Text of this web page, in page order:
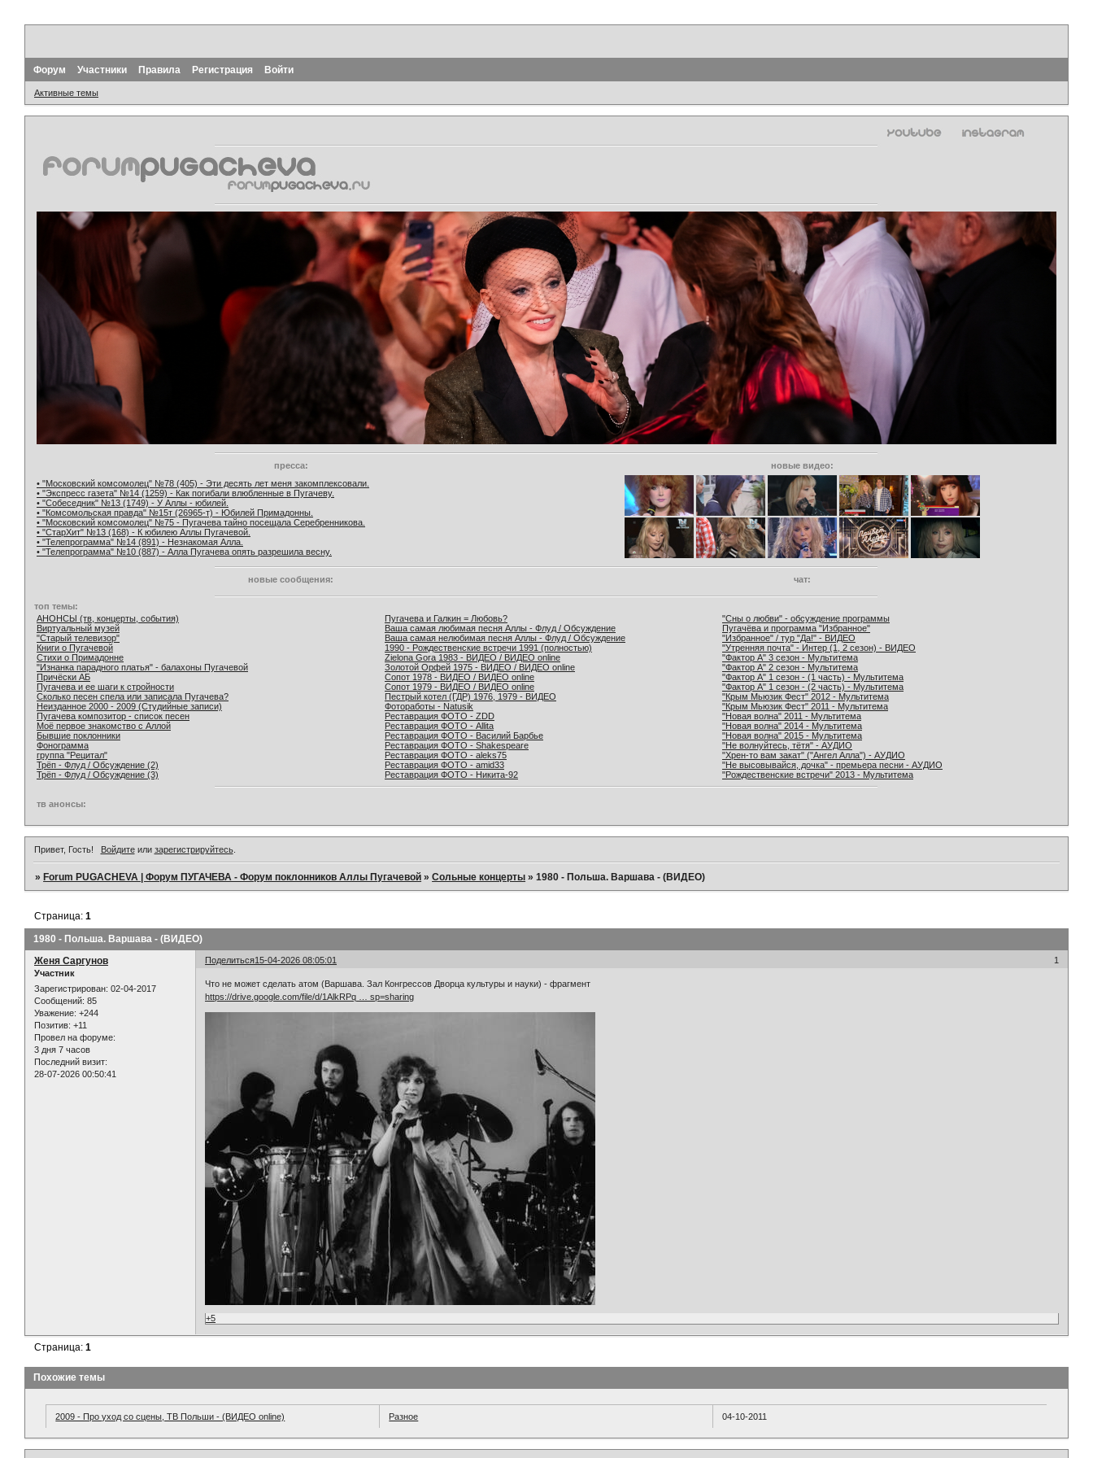
Форум Участники Правила Регистрация Войти
Активные темы
пресса:
новые видео:
• "Московский комсомолец" №78 (405) - Эти десять лет меня закомплексовали.
• "Экспресс газета" №14 (1259) - Как погибали влюбленные в Пугачеву.
• "Собеседник" №13 (1749) - У Аллы - юбилей.
• "Комсомольская правда" №15т (26965-т) - Юбилей Примадонны.
• "Московский комсомолец" №75 - Пугачева тайно посещала Серебренникова.
• "СтарХит" №13 (168) - К юбилею Аллы Пугачевой.
• "Телепрограмма" №14 (891) - Незнакомая Алла.
• "Телепрограмма" №10 (887) - Алла Пугачева опять разрешила весну.
новые сообщения: чат:
топ темы:
АНОНСЫ (тв, концерты, события)
Виртуальный музей
"Старый телевизор"
Книги о Пугачевой
Стихи о Примадонне
"Изнанка парадного платья" - балахоны Пугачевой
Причёски АБ
Пугачева и ее шаги к стройности
Сколько песен спела или записала Пугачева?
Неизданное 2000 - 2009 (Студийные записи)
Пугачева композитор - список песен
Моё первое знакомство с Аллой
Бывшие поклонники
Фонограмма
группа "Рецитал"
Трёп - Флуд / Обсуждение (2)
Трёп - Флуд / Обсуждение (3)
Пугачева и Галкин = Любовь?
Ваша самая любимая песня Аллы - Флуд / Обсуждение
Ваша самая нелюбимая песня Аллы - Флуд / Обсуждение
1990 - Рождественские встречи 1991 (полностью)
Zielona Gora 1983 - ВИДЕО / ВИДЕО online
Золотой Орфей 1975 - ВИДЕО / ВИДЕО online
Сопот 1978 - ВИДЕО / ВИДЕО online
Сопот 1979 - ВИДЕО / ВИДЕО online
Пестрый котел (ГДР) 1976, 1979 - ВИДЕО
Фотоработы - Natusik
Реставрация ФОТО - ZDD
Реставрация ФОТО - Allita
Реставрация ФОТО - Василий Барбье
Реставрация ФОТО - Shakespeare
Реставрация ФОТО - aleks75
Реставрация ФОТО - amid33
Реставрация ФОТО - Никита-92
"Сны о любви" - обсуждение программы
Пугачёва и программа "Избранное"
"Избранное" / тур "Да!" - ВИДЕО
"Утренняя почта" - Интер (1, 2 сезон) - ВИДЕО
"Фактор А" 3 сезон - Мультитема
"Фактор А" 2 сезон - Мультитема
"Фактор А" 1 сезон - (1 часть) - Мультитема
"Фактор А" 1 сезон - (2 часть) - Мультитема
"Крым Мьюзик Фест" 2012 - Мультитема
"Крым Мьюзик Фест" 2011 - Мультитема
"Новая волна" 2011 - Мультитема
"Новая волна" 2014 - Мультитема
"Новая волна" 2015 - Мультитема
"Не волнуйтесь, тётя" - АУДИО
"Хрен-то вам закат" ("Ангел Алла") - АУДИО
"Не высовывайся, дочка" - премьера песни - АУДИО
"Рождественские встречи" 2013 - Мультитема
тв анонсы:
Привет, Гость! Войдитеили зарегистрируйтесь.
»Forum PUGACHEVA | Форум ПУГАЧЕВА - Форум поклонников Аллы Пугачевой »Сольные концерты »1980 - Польша. Варшава - (ВИДЕО)
1980 - Польша. Варшава - (ВИДЕО)
Страница:1
Поделиться 1
15-04-2026 08:05:01
Женя Саргунов
Участник
Зарегистрирован: 02-04-2017
Сообщений: 85
Уважение: +244
Позитив: +11
Провел на форуме:
3 дня 7 часов
Последний визит:
28-07-2026 00:50:41
Что не может сделать атом (Варшава. Зал Конгрессов Дворца культуры и науки) - фрагмент
https://drive.google.com/file/d/1AlkRPq … sp=sharing
+5
Страница:1
Похожие темы
2009 - Про уход со сцены, ТВ Польши - (ВИДЕО online) Разное 04-10-2011